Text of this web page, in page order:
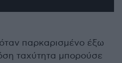
παρκαρισμένο έξω
ταχύτητα μπορούσε